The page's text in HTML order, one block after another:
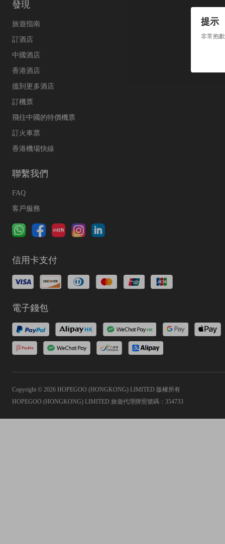
提示
非常抱
發現
旅遊指南
訂酒店
中國酒店
香港酒店
搵到更多酒店
訂機票
飛往中國的特價機票
訂火車票
香港機場快線
聯繫我們
FAQ
客戶服務
信用卡支付
電子錢包
Copyright © 2026 HOPEGOO (HONGKONG) LIMITED 版權所有
HOPEGOO (HONGKONG) LIMITED 旅遊代理牌照號碼：354733